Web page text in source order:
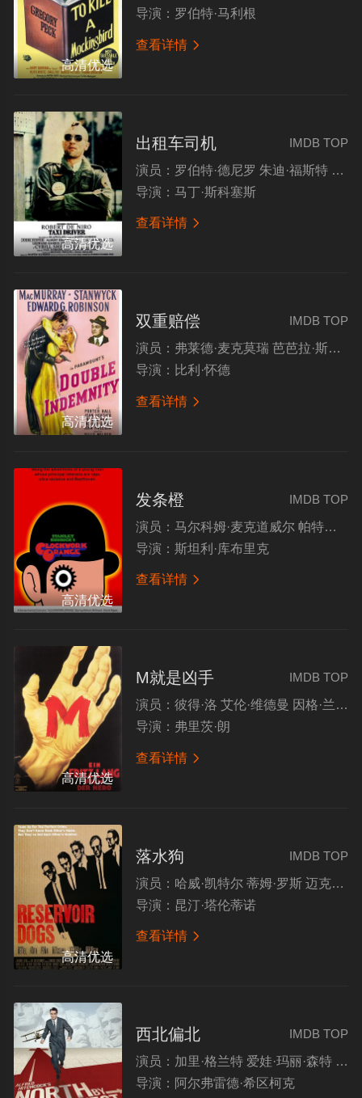
高清优选
导演： 罗伯特·马利根
查看详情 
高清优选
IMDB TOP
出租车司机
演员： 罗伯特·德尼罗 朱迪·福斯特 斯碧尔·谢波德 艾伯特·布鲁克斯
导演： 马丁·斯科塞斯
查看详情 
高清优选
IMDB TOP
双重赔偿
演员： 弗莱德·麦克莫瑞 芭芭拉·斯坦威克 爱德华·罗宾逊 波特·霍尔
导演： 比利·怀德
查看详情 
高清优选
IMDB TOP
发条橙
演员： 马尔科姆·麦克道威尔 帕特里克·马基 迈克尔·贝茨 沃伦·克拉克
导演： 斯坦利·库布里克
查看详情 
高清优选
IMDB TOP
M就是凶手
演员： 彼得·洛 艾伦·维德曼 因格·兰德特 奥托·维尔尼克
导演： 弗里茨·朗
查看详情 
高清优选
IMDB TOP
落水狗
演员： 哈威·凯特尔 蒂姆·罗斯 迈克尔·马德森 克里斯·潘
导演： 昆汀·塔伦蒂诺
查看详情 
IMDB TOP
西北偏北
演员： 加里·格兰特 爱娃·玛丽·森特 詹姆斯·梅森 洁茜·罗伊丝·兰迪斯
导演： 阿尔弗雷德·希区柯克